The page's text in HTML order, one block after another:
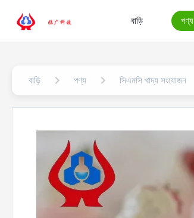
বাড়ি পণ্য
বাড়ি পণ্য সিএমসি খাদ্য সংযোজন